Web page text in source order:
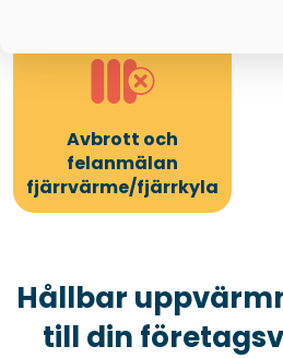
Avbrott och
felanmälan
fjärrvärme/fjärrkyla
Hållbar
till din